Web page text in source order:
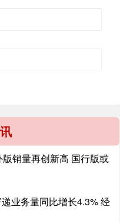
销量再创新高 国行版或
业务量同比增长4.3% 经